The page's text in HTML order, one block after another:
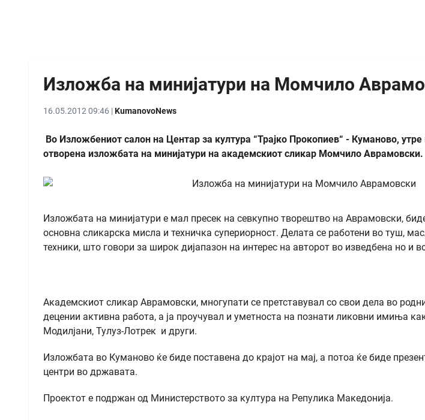
Изложба на минијатури на Момчило
16.05.2012 09:46 |KumanovoNews
Во Изложбениот салон на Центар за култура “Трајко Прокопиев“ - Куманово,
отворена изложбата на минијатури на академскиот сликар Момчило Аврамовски.
Изложбата на минијатури е мал пресек на севкупно творештво на Аврамовски,
основна сликарска мисла и техничка супериорност. Делата се работени во туш,
техники, што говори за широк дијапазон на интерес на авторот во изведбена но и
Академскиот сликар Аврамовски, многупати се претставувал со свои дела во
децении активна работа, а ја проучувал и уметноста на познати ликовни имиња
Модилјани, Тулуз-Лотрек и други.
Изложбата во Куманово ќе биде поставена до крајот на мај, а потоа ќе биде
центри во државата.
Проектот е подржан од Министерството за култура на Репулика Македонија.